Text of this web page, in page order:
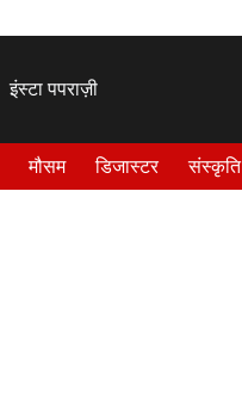
इंस्टा पपराज़ी
मौसम डिजास्टर संस्कृति